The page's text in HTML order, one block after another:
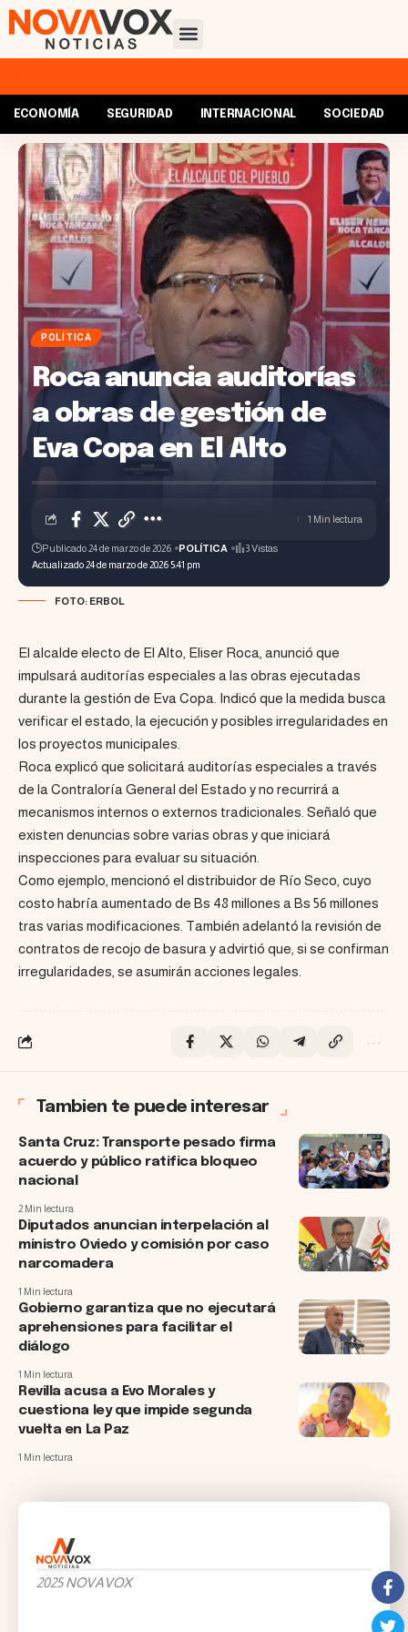
ECONOMÍA SEGURIDAD INTERNACIONAL SOCIEDAD
POLÍTICA
Roca anuncia auditorías
a obras de gestión de
Eva Copa en El Alto
Actualizado 24 de marzo de 2026 5:41 pm
Publicado 24 de marzo de 2026 POLÍTICA 3 Vistas
1 Min lectura
FOTO: ERBOL
El alcalde electo de El Alto, Eliser Roca, anunció que
impulsará auditorías especiales a las obras ejecutadas
durante la gestión de Eva Copa. Indicó que la medida busca
verificar el estado, la ejecución y posibles irregularidades en
los proyectos municipales.
Roca explicó que solicitará auditorías especiales a través
de la Contraloría General del Estado y no recurrirá a
mecanismos internos o externos tradicionales. Señaló que
existen denuncias sobre varias obras y que iniciará
inspecciones para evaluar su situación.
Como ejemplo, mencionó el distribuidor de Río Seco, cuyo
costo habría aumentado de Bs 48 millones a Bs 56 millones
tras varias modificaciones. También adelantó la revisión de
contratos de recojo de basura y advirtió que, si se confirman
irregularidades, se asumirán acciones legales.
Tambien te puede interesar
Santa Cruz: Transporte pesado firma
acuerdo y público ratifica bloqueo
nacional
2 Min lectura
Diputados anuncian interpelación al
ministro Oviedo y comisión por caso
narcomadera
1 Min lectura
Gobierno garantiza que no ejecutará
aprehensiones para facilitar el
diálogo
1 Min lectura
Revilla acusa a Evo Morales y
cuestiona ley que impide segunda
vuelta en La Paz
1 Min lectura
2025 NOVAVOX